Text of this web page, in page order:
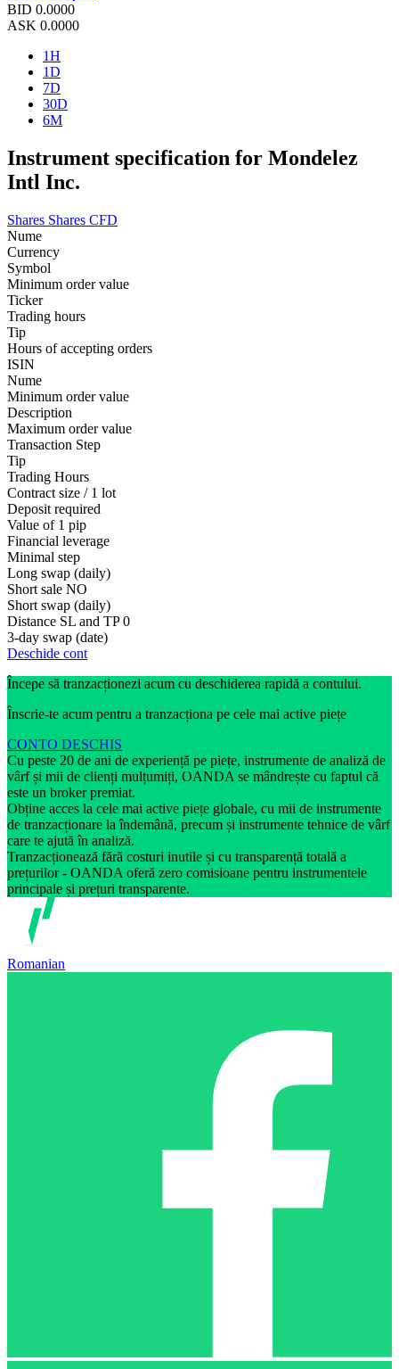
BID 0.0000
ASK 0.0000
1H
1D
7D
30D
6M
Instrument specification for Mondelez
Intl Inc.
Shares Shares CFD
Nume
Currency
Symbol
Minimum order value
Ticker
Trading hours
Tip
Hours of accepting orders
ISIN
Nume
Minimum order value
Description
Maximum order value
Transaction Step
Tip
Trading Hours
Contract size / 1 lot
Deposit required
Value of 1 pip
Financial leverage
Minimal step
Long swap (daily)
Short sale NO
Short swap (daily)
Distance SL and TP 0
3-day swap (date)
Deschide cont
Începe să tranzacționezi acum cu deschiderea rapidă a contului.
Înscrie-te acum pentru a tranzacționa pe cele mai active piețe
CONTO DESCHIS
Cu peste 20 de ani de experiență pe piețe, instrumente de analiză de
vârf și mii de clienți mulțumiți, OANDA se mândrește cu faptul că
este un broker premiat.
Obține acces la cele mai active piețe globale, cu mii de instrumente
de tranzacționare la îndemână, precum și instrumente tehnice de vârf
care te ajută în analiză.
Tranzacționează fără costuri inutile și cu transparență totală a
prețurilor - OANDA oferă zero comisioane pentru instrumentele
principale și prețuri transparente.
Romanian